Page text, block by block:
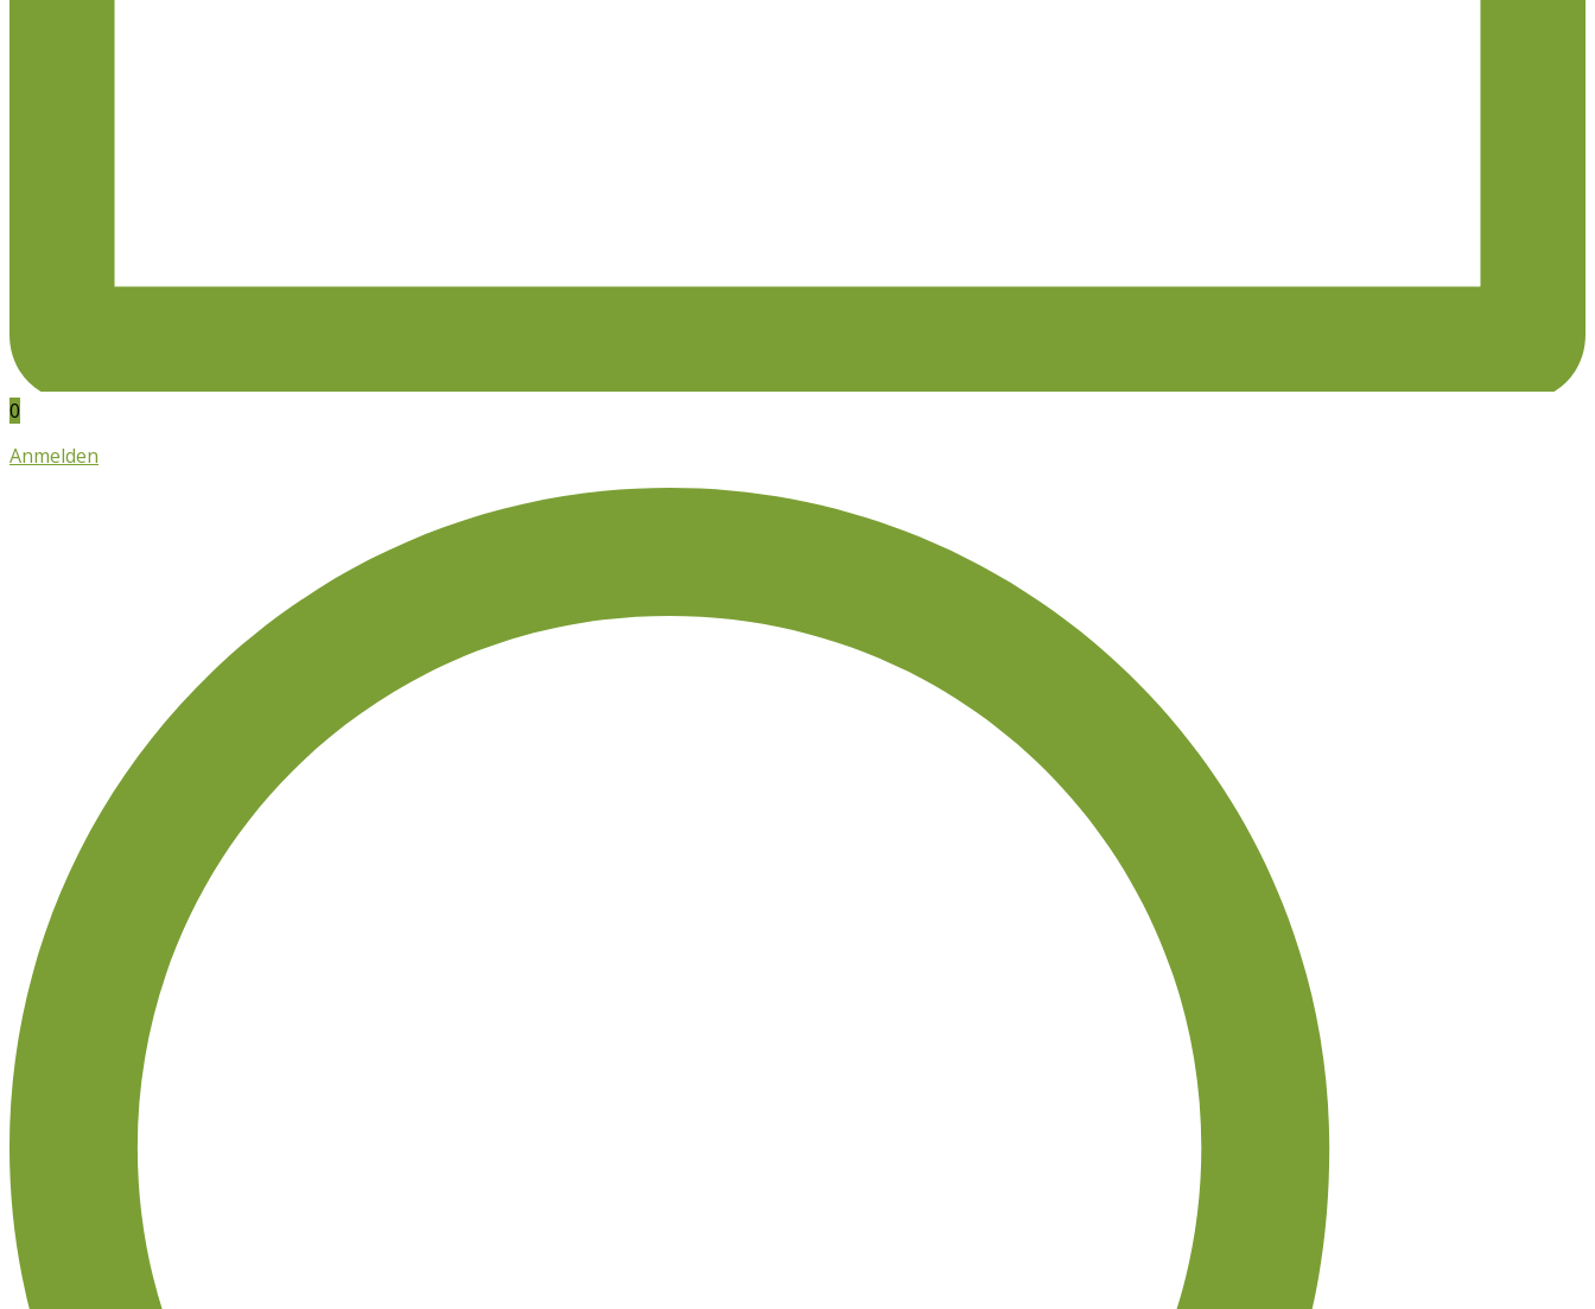
0
Anmelden